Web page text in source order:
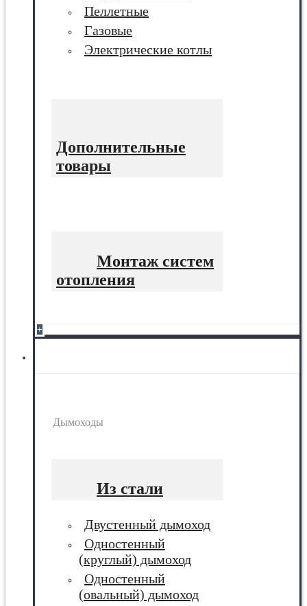
Пеллетные
Газовые
Электрические котлы
Дополнительные
товары
Монтаж систем
отопления
+
Дымоходы
Из стали
Двустенный дымоход
Одностенный
(круглый) дымоход
Одностенный
(овальный) дымоход